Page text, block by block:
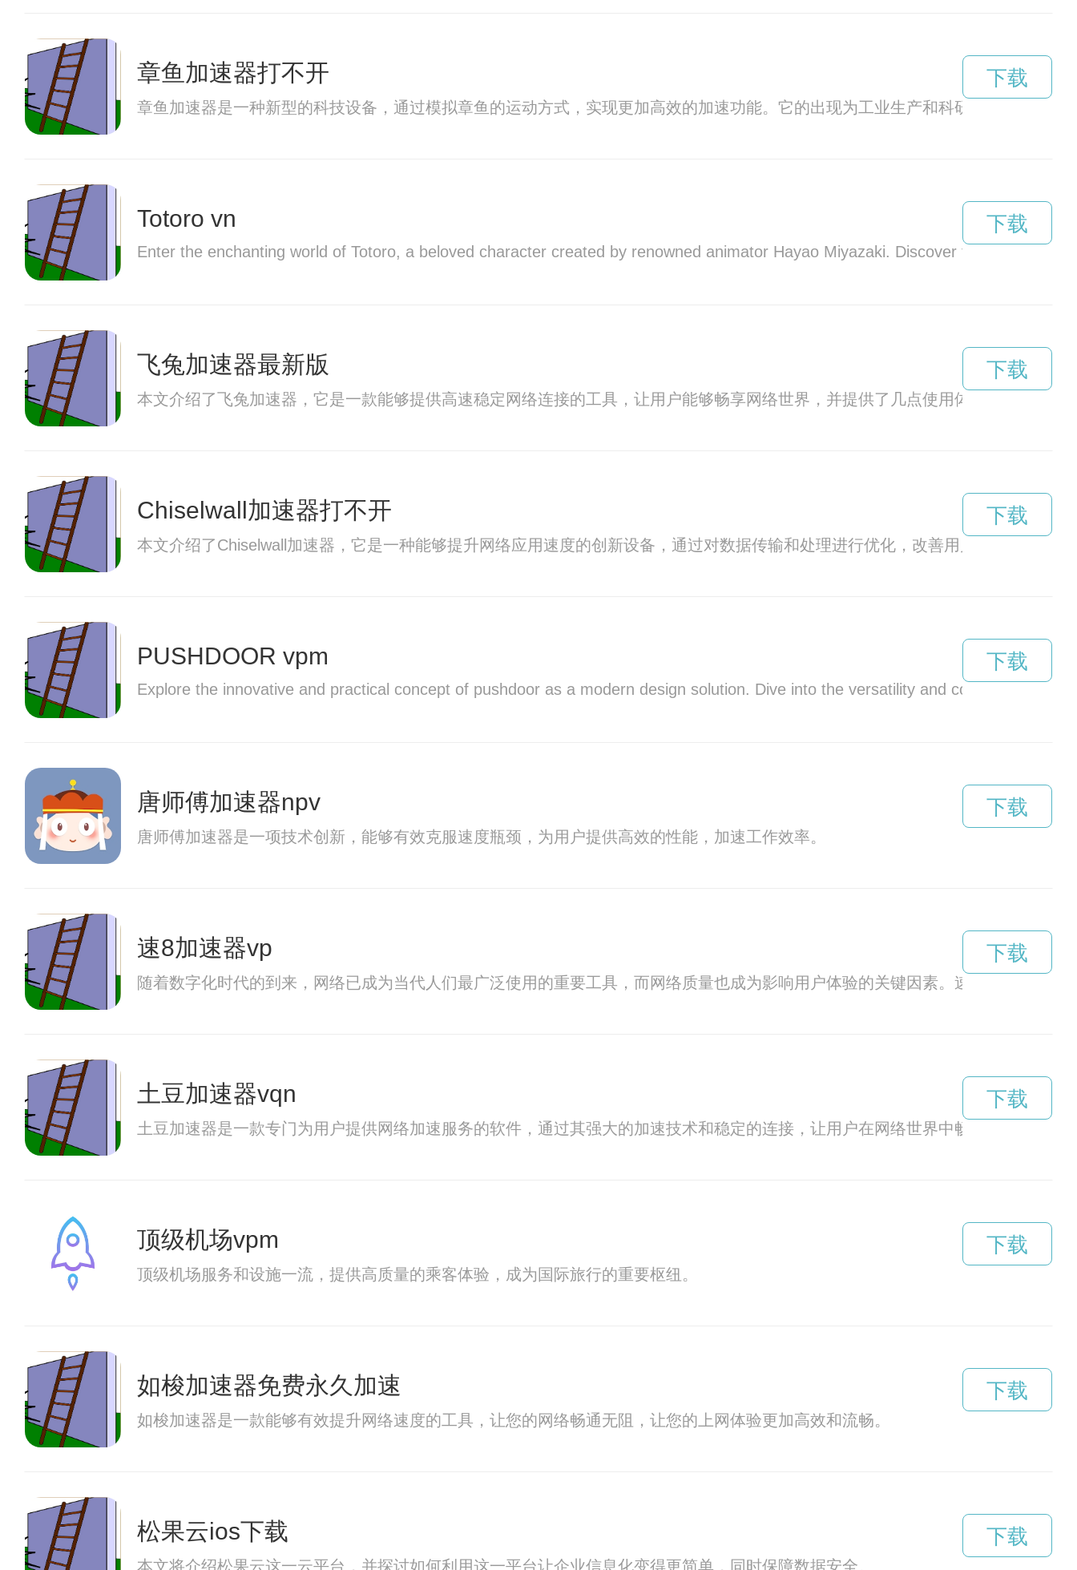
章鱼加速器打不开
章鱼加速器是一种新型的科技设备，通过模拟章鱼的运动方式，实现更加高效的加速功能。它的出现为工业生产和科研领域带来了革
下载
Totoro vn
Enter the enchanting world of Totoro, a beloved character created by renowned animator Hayao Miyazaki. Discover the magic and
下载
飞兔加速器最新版
本文介绍了飞兔加速器，它是一款能够提供高速稳定网络连接的工具，让用户能够畅享网络世界，并提供了几点使用体验和优点。
下载
Chiselwall加速器打不开
本文介绍了Chiselwall加速器，它是一种能够提升网络应用速度的创新设备，通过对数据传输和处理进行优化，改善用户体验，降低
下载
PUSHDOOR vpm
Explore the innovative and practical concept of pushdoor as a modern design solution. Dive into the versatility and convenience it
下载
唐师傅加速器npv
唐师傅加速器是一项技术创新，能够有效克服速度瓶颈，为用户提供高效的性能，加速工作效率。
下载
速8加速器vp
随着数字化时代的到来，网络已成为当代人们最广泛使用的重要工具，而网络质量也成为影响用户体验的关键因素。速8加速器应
下载
土豆加速器vqn
土豆加速器是一款专门为用户提供网络加速服务的软件，通过其强大的加速技术和稳定的连接，让用户在网络世界中畅行无阻，享受
下载
顶级机场vpm
顶级机场服务和设施一流，提供高质量的乘客体验，成为国际旅行的重要枢纽。
下载
如梭加速器免费永久加速
如梭加速器是一款能够有效提升网络速度的工具，让您的网络畅通无阻，让您的上网体验更加高效和流畅。
下载
松果云ios下载
本文将介绍松果云这一云平台，并探讨如何利用这一平台让企业信息化变得更简单，同时保障数据安全。
下载